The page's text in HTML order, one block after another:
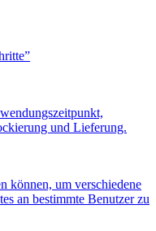
und Lieferung.
können, um verschiedene
an bestimmte Benutzer zu